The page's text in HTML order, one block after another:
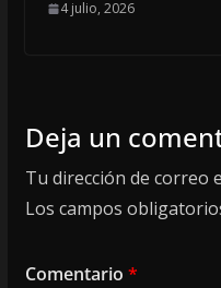
4 julio, 2026
Deja un
Tu dirección de correo
Los campos
Comentario *